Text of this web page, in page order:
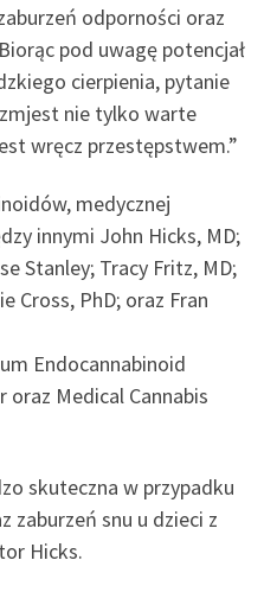
odporności oraz
pod uwagę potencjał
cierpienia, pytanie
nie tylko warte
wręcz przestępstwem.”
medycznej
innymi John Hicks, MD;
Stanley; Tracy Fritz, MD;
Cross, PhD; oraz Fran
Endocannabinoid
Medical Cannabis
skuteczna w przypadku
zaburzeń snu u dzieci z
Hicks.